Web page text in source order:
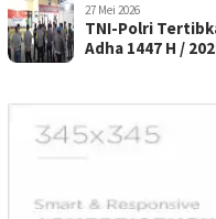
27 Mei 2026
TNI-Polri
Adha 1447 H /